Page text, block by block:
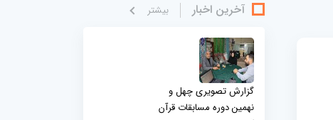
آخرین اخبار بيشتر
گزارش تصویری چهل و
نهمین دوره مسابقات قرآن